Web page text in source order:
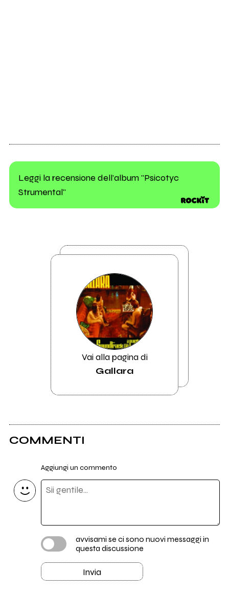
Leggi la recensione dell'album "Psicotyc
Strumental"
Vai alla pagina di
Gallara
COMMENTI
Aggiungi un commento
avvisami se ci sono nuovi messaggi in
questa discussione
Invia